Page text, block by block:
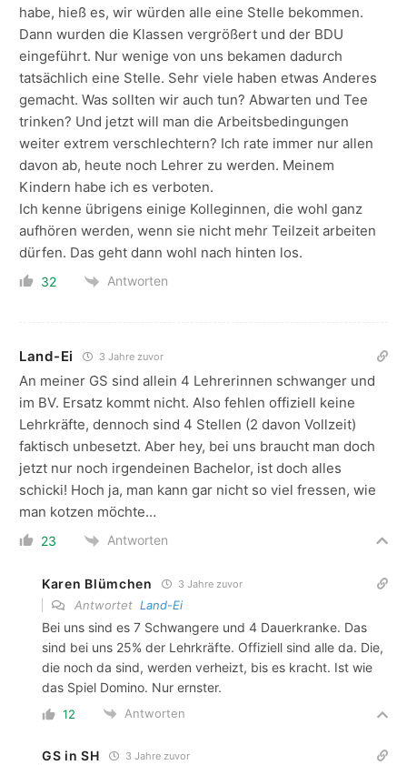
habe, hieß es, wir würden alle eine Stelle bekommen.
Dann wurden die Klassen vergrößert und der BDU
eingeführt. Nur wenige von uns bekamen dadurch
tatsächlich eine Stelle. Sehr viele haben etwas Anderes
gemacht. Was sollten wir auch tun? Abwarten und Tee
trinken? Und jetzt will man die Arbeitsbedingungen
weiter extrem verschlechtern? Ich rate immer nur allen
davon ab, heute noch Lehrer zu werden. Meinem
Kindern habe ich es verboten.
Ich kenne übrigens einige Kolleginnen, die wohl ganz
aufhören werden, wenn sie nicht mehr Teilzeit arbeiten
dürfen. Das geht dann wohl nach hinten los.
32 Antworten
Land-Ei 3 Jahre zuvor
An meiner GS sind allein 4 Lehrerinnen schwanger und
im BV. Ersatz kommt nicht. Also fehlen offiziell keine
Lehrkräfte, dennoch sind 4 Stellen (2 davon Vollzeit)
faktisch unbesetzt. Aber hey, bei uns braucht man doch
jetzt nur noch irgendeinen Bachelor, ist doch alles
schicki! Hoch ja, man kann gar nicht so viel fressen, wie
man kotzen möchte…
23 Antworten
Karen Blümchen 3 Jahre zuvor
Antwortet Land-Ei
Bei uns sind es 7 Schwangere und 4 Dauerkranke. Das
sind bei uns 25% der Lehrkräfte. Offiziell sind alle da. Die,
die noch da sind, werden verheizt, bis es kracht. Ist wie
das Spiel Domino. Nur ernster.
12 Antworten
GS in SH 3 Jahre zuvor